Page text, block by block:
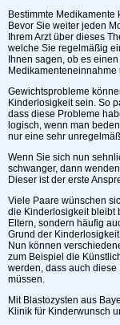
Bestimmte
Bevor Sie weiter jeden
Ihrem Arzt über dieses
welche Sie regelmäßig
Ihnen sagen, ob es
Gewichtsprobleme
Kinderlosigkeit sein. So
dass diese Probleme
logisch, wenn man
nur eine sehr
Wenn Sie sich nun
schwanger, dann
Dieser ist der erste
Viele Paare wünschen
die Kinderlosigkeit bleibt
Eltern, sondern häufig
Grund der
Nun können
zum Beispiel die
werden, dass auch
müssen.
Mit Blastozysten aus
Klinik für Kinderwunsch